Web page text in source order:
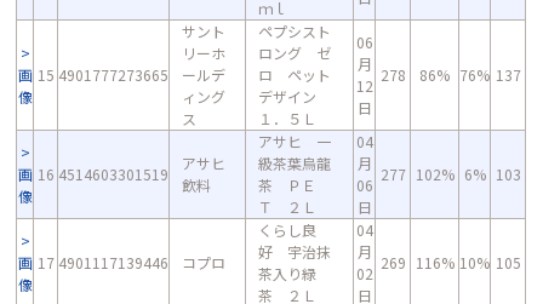
ｍｌ
画
像
15 4901777273665
サント
リーホ
ールデ
ィング
ス
ペプシスト
ロング ゼ
ロ ペット
デザイン
１．５Ｌ
06
月
12
日
278 86% 76% 137
画
像
16 4514603301519
アサヒ
飲料
アサヒ 一
級茶葉烏龍
茶 ＰＥ
Ｔ ２Ｌ
04
月
06
日
277 102% 6% 103
画
像
17 4901117139446 コプロ
くらし良
好 宇治抹
茶入り緑
茶 ２Ｌ
04
月
02
日
269 116% 10% 105